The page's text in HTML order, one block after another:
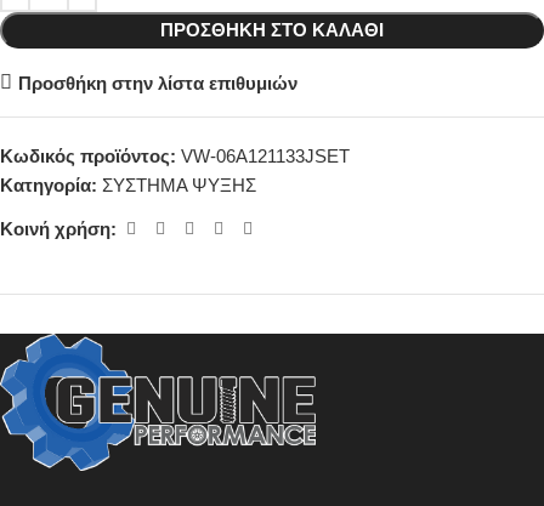
ΠΡΟΣΘΉΚΗ ΣΤΟ ΚΑΛΆΘΙ
Προσθήκη στην λίστα επιθυμιών
Κωδικός προϊόντος: VW-06A121133JSET
Κατηγορία: ΣΥΣΤΗΜΑ ΨΥΞΗΣ
Κοινή χρήση: